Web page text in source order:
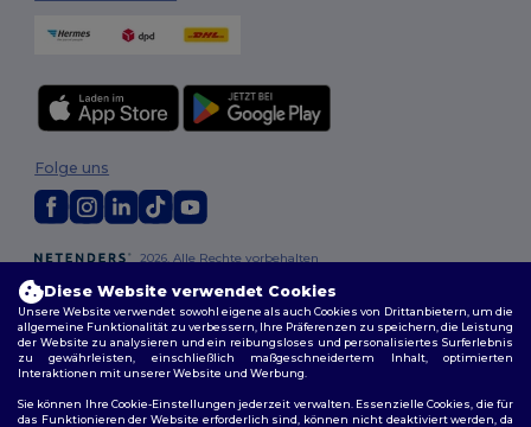
2026. Alle Rechte vorbehalten
Allgemeine Geschäftsbedingungen
Personalisierungsrichtlinien
Datenschutzbestimmungen|Cookie-Richtlinie|
Folge uns
Diese Website verwendet Cookies
Unsere Website verwendet sowohl eigene als auch Cookies von Drittanbietern, um die
allgemeine Funktionalität zu verbessern, Ihre Präferenzen zu speichern, die Leistung
der Website zu analysieren und ein reibungsloses und personalisiertes Surferlebnis
zu gewährleisten, einschließlich maßgeschneidertem Inhalt, optimierten
Interaktionen mit unserer Website und Werbung.
Sie können Ihre Cookie-Einstellungen jederzeit verwalten. Essenzielle Cookies, die für
das Funktionieren der Website erforderlich sind, können nicht deaktiviert werden, da